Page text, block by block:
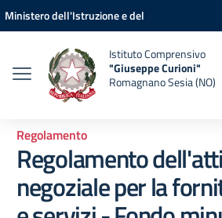
Vai ai contenuti
Vai al menu di navigazione
Vai al footer
Ministero dell'Istruzione e del
Istituto Comprensivo
"Giuseppe Curioni"
Romagnano Sesia (NO)
Regolamento
Regolamento
negoziale per la